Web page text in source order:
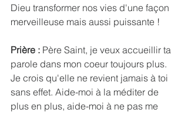
Dieu transformer nos vies d'une façon
merveilleuse mais aussi puissante !
Prière : Père Saint, je veux accueillir ta
parole dans mon coeur toujours plus.
Je crois qu'elle ne revient jamais à toi
sans effet. Aide-moi à la méditer de
plus en plus, aide-moi à ne pas me